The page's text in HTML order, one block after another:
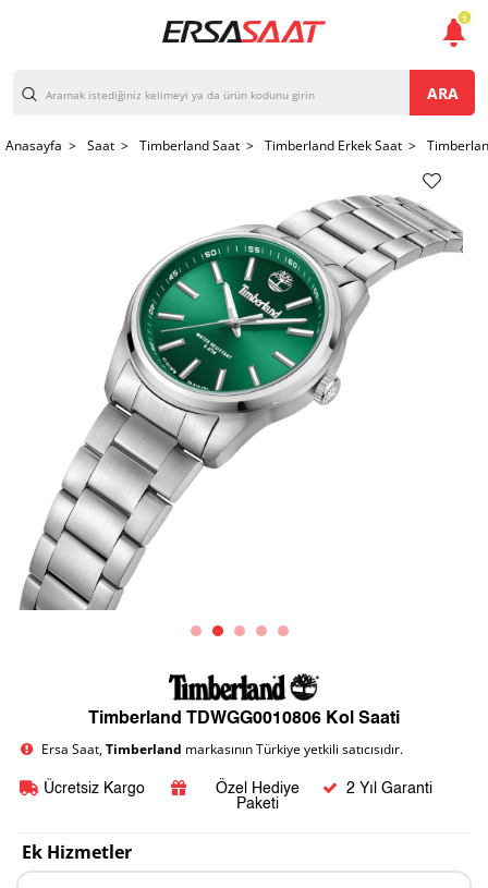
ARA
Anasayfa > Saat > Timberland Saat > Timberland Erkek Saat >
Timberland TDWGG0010806 Kol Saati
Ersa Saat,Timberland markasının Türkiye yetkili satıcısıdır.
Ücretsiz Kargo
Özel Hediye
Paketi
2 Yıl Garanti
Ek Hizmetler
1